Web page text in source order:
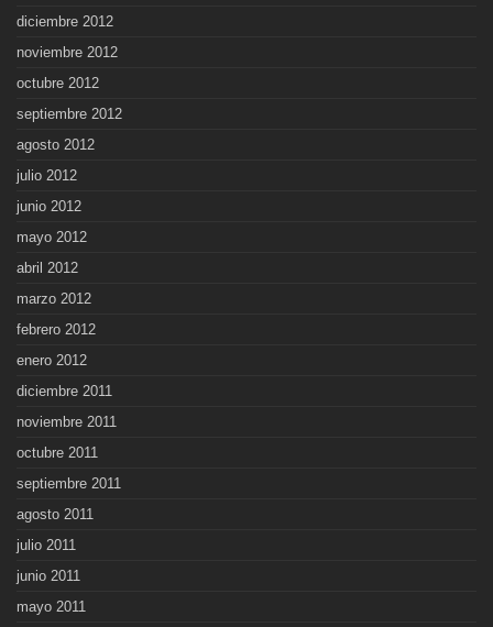
diciembre 2012
noviembre 2012
octubre 2012
septiembre 2012
agosto 2012
julio 2012
junio 2012
mayo 2012
abril 2012
marzo 2012
febrero 2012
enero 2012
diciembre 2011
noviembre 2011
octubre 2011
septiembre 2011
agosto 2011
julio 2011
junio 2011
mayo 2011